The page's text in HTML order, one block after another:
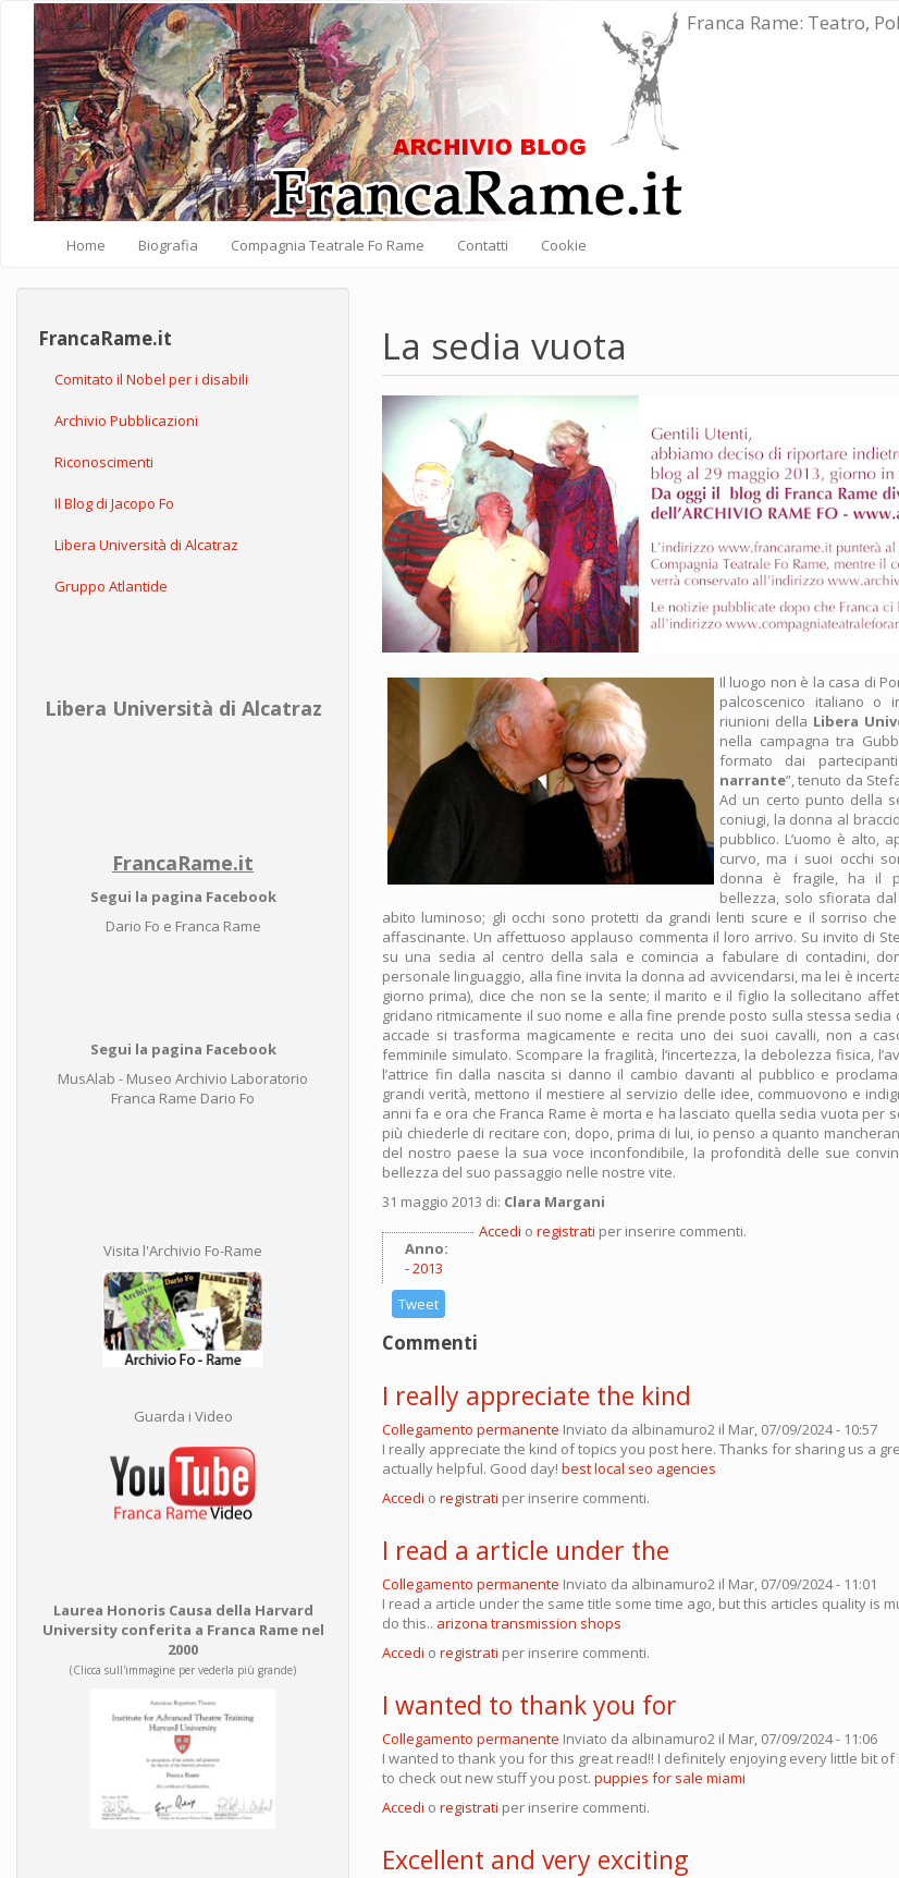
Salta al contenuto principale Franca Rame: Teatro,
Home Biografia Compagnia Teatrale Fo Rame Contatti Cookie
FrancaRame.it
Comitato il Nobel per i disabili
Archivio Pubblicazioni
Riconoscimenti
Il Blog di Jacopo Fo
Libera Università di Alcatraz
Gruppo Atlantide
Libera Università di Alcatraz
FrancaRame.it
Segui la pagina Facebook
Dario Fo e Franca Rame
Segui la pagina Facebook
MusAlab - Museo Archivio Laboratorio
Franca Rame Dario Fo
Visita l'Archivio Fo-Rame
Guarda i Video
Laurea Honoris Causa della Harvard
University conferita a Franca Rame nel
2000
(Clicca sull'immagine per vederla più grande)
La sedia vuota
Il luogo non è la casa di
palcoscenico italiano o
riunioni della Libera
nella campagna tra
formato dai
narrante”, tenuto da
Ad un certo punto della
coniugi, la donna al
pubblico. L’uomo è alto,
curvo, ma i suoi occhi
donna è fragile, ha il
bellezza, solo sfiorata
abito luminoso; gli occhi sono protetti da grandi lenti scure e il sorriso
affascinante. Un affettuoso applauso commenta il loro arrivo. Su invito di
su una sedia al centro della sala e comincia a fabulare di contadini,
personale linguaggio, alla fine invita la donna ad avvicendarsi, ma lei è
giorno prima), dice che non se la sente; il marito e il figlio la sollecitano
gridano ritmicamente il suo nome e alla fine prende posto sulla stessa
accade si trasforma magicamente e recita uno dei suoi cavalli, non a
femminile simulato. Scompare la fragilità, l’incertezza, la debolezza fisica,
l’attrice fin dalla nascita si danno il cambio davanti al pubblico e
grandi verità, mettono il mestiere al servizio delle idee, commuovono e
anni fa e ora che Franca Rame è morta e ha lasciato quella sedia vuota per
più chiederle di recitare con, dopo, prima di lui, io penso a quanto
del nostro paese la sua voce inconfondibile, la profondità delle sue
bellezza del suo passaggio nelle nostre vite.
31 maggio 2013 di: Clara Margani
Anno:
2013
Accedi o registrati per inserire commenti.
Tweet
Commenti
I really appreciate the kind
Collegamento permanente Inviato da albinamuro2 il Mar, 07/09/2024 - 10:57
I really appreciate the kind of topics you post here. Thanks for sharing us a
actually helpful. Good day! best local seo agencies
Accedi o registrati per inserire commenti.
I read a article under the
Collegamento permanente Inviato da albinamuro2 il Mar, 07/09/2024 - 11:01
I read a article under the same title some time ago, but this articles quality is
do this.. arizona transmission shops
Accedi o registrati per inserire commenti.
I wanted to thank you for
Collegamento permanente Inviato da albinamuro2 il Mar, 07/09/2024 - 11:06
I wanted to thank you for this great read!! I definitely enjoying every little bit
to check out new stuff you post. puppies for sale miami
Accedi o registrati per inserire commenti.
Excellent and very exciting